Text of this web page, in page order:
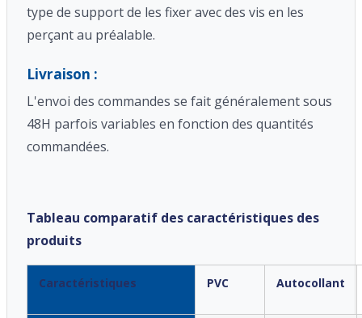
type de support de les fixer avec des vis en les
perçant au préalable.
Livraison :
L'envoi des commandes se fait généralement sous
48H parfois variables en fonction des quantités
commandées.
Tableau comparatif des caractéristiques des
produits
Caractéristiques PVC Autocollant